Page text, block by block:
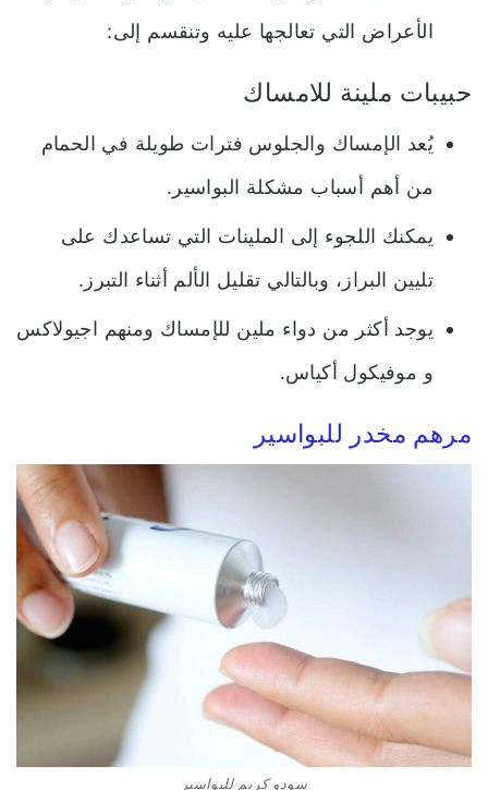
الأعراض التي تعالجها عليه وتنقسم إلى:
حبيبات ملينة للامساك
يُعد الإمساك والجلوس فترات طويلة في الحمام
من أهم أسباب مشكلة البواسير.
يمكنك اللجوء إلى الملينات التي تساعدك على
تليين البراز، وبالتالي تقليل الألم أثناء التبرز.
يوجد أكثر من دواء ملين للإمساك ومنهم اجيولاكس
و موفيكول أكياس.
مرهم مخدر للبواسير
سودو كريم للبواسير